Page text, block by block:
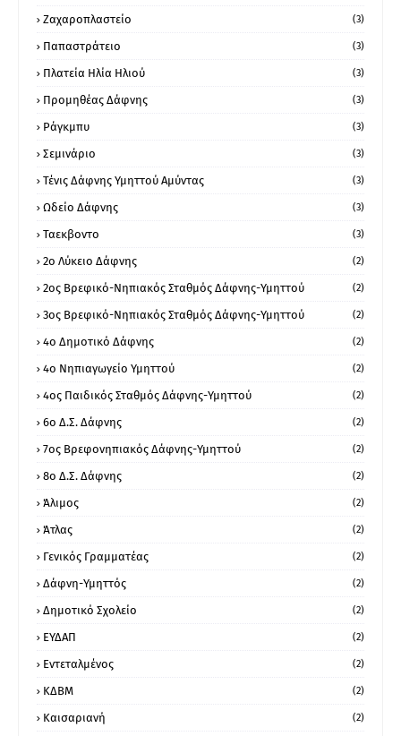
Ζαχαροπλαστείο (3)
Παπαστράτειο (3)
Πλατεία Ηλία Ηλιού (3)
Προμηθέας Δάφνης (3)
Ράγκμπυ (3)
Σεμινάριο (3)
Τένις Δάφνης Υμηττού Αμύντας (3)
Ωδείο Δάφνης (3)
Ταεκβοντο (3)
2ο Λύκειο Δάφνης (2)
2ος Βρεφικό-Νηπιακός Σταθμός Δάφνης-Υμηττού (2)
3ος Βρεφικό-Νηπιακός Σταθμός Δάφνης-Υμηττού (2)
4ο Δημοτικό Δάφνης (2)
4ο Νηπιαγωγείο Υμηττού (2)
4ος Παιδικός Σταθμός Δάφνης-Υμηττού (2)
6ο Δ.Σ. Δάφνης (2)
7ος Βρεφονηπιακός Δάφνης-Υμηττού (2)
8ο Δ.Σ. Δάφνης (2)
Άλιμος (2)
Άτλας (2)
Γενικός Γραμματέας (2)
Δάφνη-Υμηττός (2)
Δημοτικό Σχολείο (2)
ΕΥΔΑΠ (2)
Εντεταλμένος (2)
ΚΔΒΜ (2)
Καισαριανή (2)